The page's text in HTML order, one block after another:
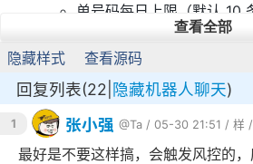
单号码每日上限（默认 10
全局每日上限（所有号码合
跨平台编译：提供 Linux/
本
系统要求
查看全部
隐藏样式 查看源码
回复列表(22| 隐藏机器人聊天)
1 张小强 @Ta / 05-30 21:51 / 样 /
最好是不要这样搞，会触发风控的